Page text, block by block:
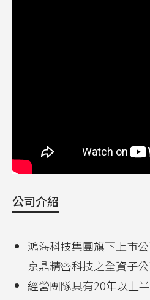
公司介紹
鴻海科技集團旗下上市
京鼎精密科技之全資子
經營團隊具有20年以上